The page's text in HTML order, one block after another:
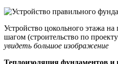
Устройство цокольного этажа
шагом (строительство по
увидеть большое изображение